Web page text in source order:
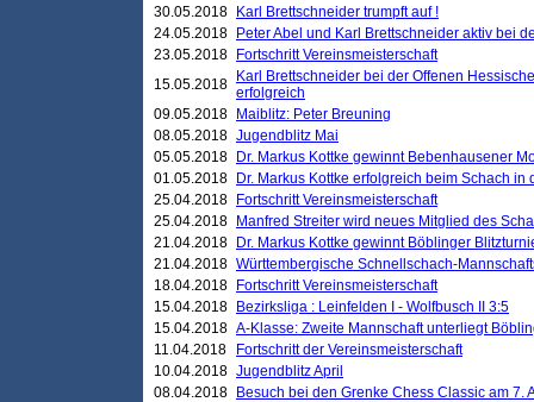
30.05.2018
Karl Brettschneider trumpft auf !
24.05.2018
Peter Abel und Karl Brettschneider aktiv bei
23.05.2018
Fortschritt Vereinsmeisterschaft
15.05.2018
Karl Brettschneider bei der Offenen
erfolgreich
09.05.2018
Maiblitz: Peter Breuning
08.05.2018 Jugendblitz Mai
05.05.2018
Dr. Markus Kottke gewinnt Bebenhausener
01.05.2018
Dr. Markus Kottke erfolgreich beim Schach
25.04.2018
Fortschritt Vereinsmeisterschaft
25.04.2018
Manfred Streiter wird neues Mitglied des
21.04.2018
Dr. Markus Kottke gewinnt Böblinger
21.04.2018 Württembergische Schnellschach-
18.04.2018
Fortschritt Vereinsmeisterschaft
15.04.2018
Bezirksliga : Leinfelden I - Wolfbusch II 3:5
15.04.2018 A-Klasse: Zweite Mannschaft unterliegt
11.04.2018
Fortschritt der Vereinsmeisterschaft
10.04.2018 Jugendblitz April
08.04.2018
Besuch bei den Grenke Chess Classic am 7.